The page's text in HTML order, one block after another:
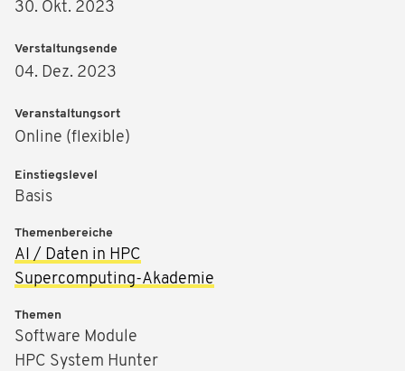
30. Okt. 2023
Verstaltungsende
04. Dez. 2023
Veranstaltungsort
Online (flexible)
Einstiegslevel
Basis
Themenbereiche
AI / Daten in HPC
Supercomputing-Akademie
Themen
Software Module
HPC System Hunter